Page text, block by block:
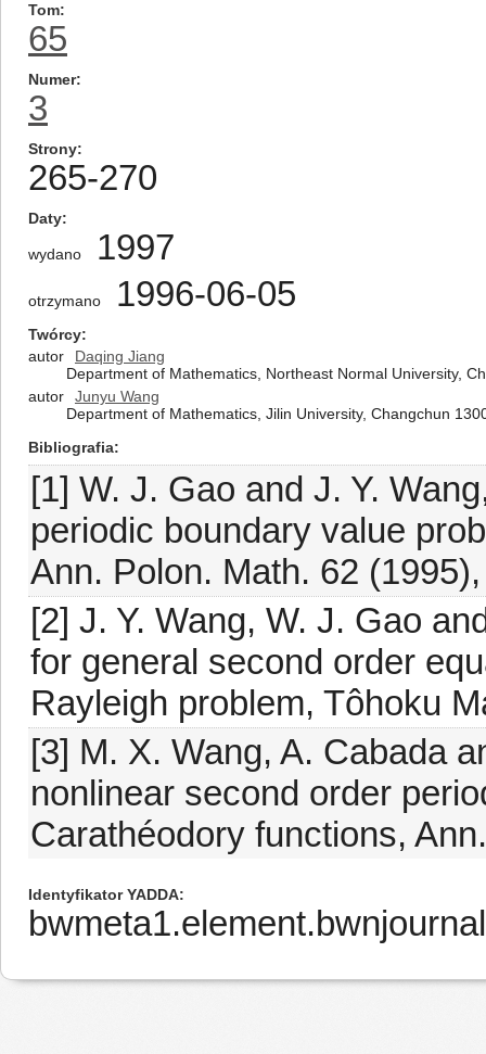
Tom
65
Numer
3
Strony
265-270
Daty
wydano 1997
otrzymano 1996-06-05
Twórcy
autor
Daqing Jiang
Department of Mathematics, Northeast Normal University,
autor
Junyu Wang
Department of Mathematics, Jilin University, Changchun
Bibliografia
[1] W. J. Gao and J. Y.
periodic boundary value
Ann. Polon. Math. 62
[2] J. Y. Wang, W. J. Gao
for general second order
Rayleigh problem, Tôhoku
[3] M. X. Wang, A. Cabada
nonlinear second order
Carathéodory functions,
Identyfikator YADDA